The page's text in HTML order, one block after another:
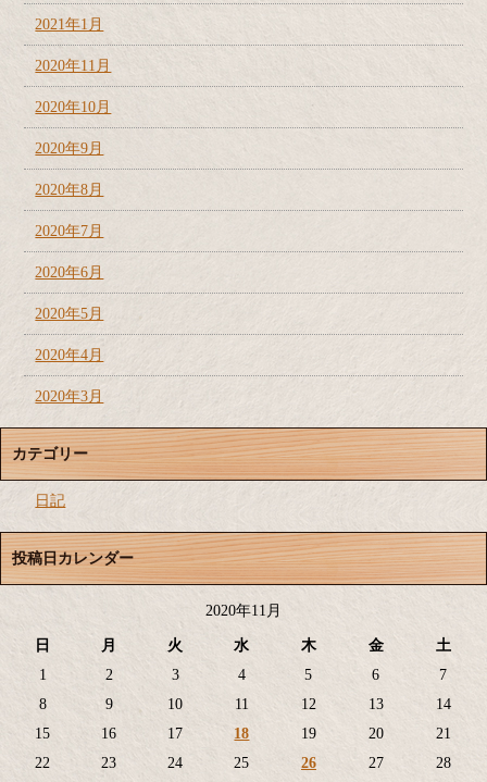
2021年1月
2020年11月
2020年10月
2020年9月
2020年8月
2020年7月
2020年6月
2020年5月
2020年4月
2020年3月
カテゴリー
日記
投稿日カレンダー
2020年11月
日 月 火 水 木 金
土
1
2 3 4 5 6
7
8
9 10 11 12 13
14
15
16 17 18 19 20
21
22
23 24 25 26 27 28